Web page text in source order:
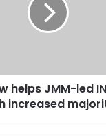
helps JMM-led
increased